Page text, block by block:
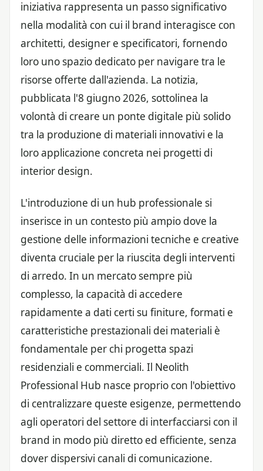
iniziativa rappresenta un passo significativo
nella modalità con cui il brand interagisce con
architetti, designer e specificatori, fornendo
loro uno spazio dedicato per navigare tra le
risorse offerte dall'azienda. La notizia,
pubblicata l'8 giugno 2026, sottolinea la
volontà di creare un ponte digitale più solido
tra la produzione di materiali innovativi e la
loro applicazione concreta nei progetti di
interior design.
L'introduzione di un hub professionale si
inserisce in un contesto più ampio dove la
gestione delle informazioni tecniche e creative
diventa cruciale per la riuscita degli interventi
di arredo. In un mercato sempre più
complesso, la capacità di accedere
rapidamente a dati certi su finiture, formati e
caratteristiche prestazionali dei materiali è
fondamentale per chi progetta spazi
residenziali e commerciali. Il Neolith
Professional Hub nasce proprio con l'obiettivo
di centralizzare queste esigenze, permettendo
agli operatori del settore di interfacciarsi con il
brand in modo più diretto ed efficiente, senza
dover dispersivi canali di comunicazione.